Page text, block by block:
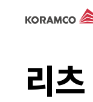
리츠